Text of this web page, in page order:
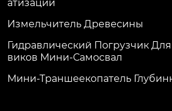
Атизации
Измельчитель Древесины
Гидравлический Погрузчик
Виков Мини-Самосвал
Мини-Траншеекопатель